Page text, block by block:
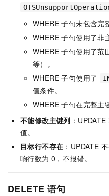
WHERE 子句未包含完
WHERE 子句使用了非
WHERE 子句使用了范
等）。
WHERE 子句使用了
值条件。
WHERE 子句在完整主
不能修改主键列 ：
值。
目标行不存在 ：UPDATE
响行数为 0，不报错。
DELETE 语句